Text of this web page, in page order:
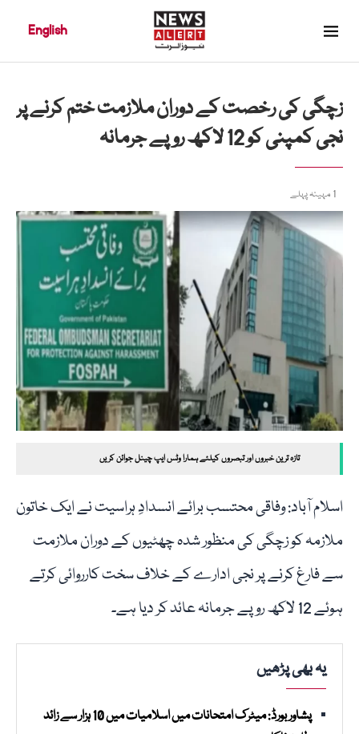
English
زچگی کی رخصت کے دوران ملازمت ختم کرنے پر
نجی کمپنی کو 12 لاکھ روپے جرمانہ
1 مہینہ پہلے
تازہ ترین خبروں اور تبصروں کیلئے ہمارا وٹس ایپ چینل جوائن کریں
اسلام آباد: وفاقی محتسب برائے انسدادِ ہراسیت نے ایک خاتون
ملازمہ کو زچگی کی منظور شدہ چھٹیوں کے دوران ملازمت
سے فارغ کرنے پر نجی ادارے کے خلاف سخت کارروائی کرتے
ہوئے 12 لاکھ روپے جرمانہ عائد کر دیا ہے۔
یہ بھی پڑھیں
پشاور بورڈ: میٹرک امتحانات میں اسلامیات میں 10 ہزار سے زائد